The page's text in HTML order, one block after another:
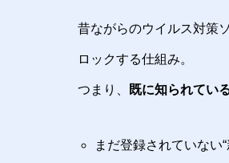
昔ながらのウイルス対策
ロックする仕組み。
つまり、 既に知られてい
まだ登録されていない